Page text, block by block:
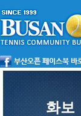
화보